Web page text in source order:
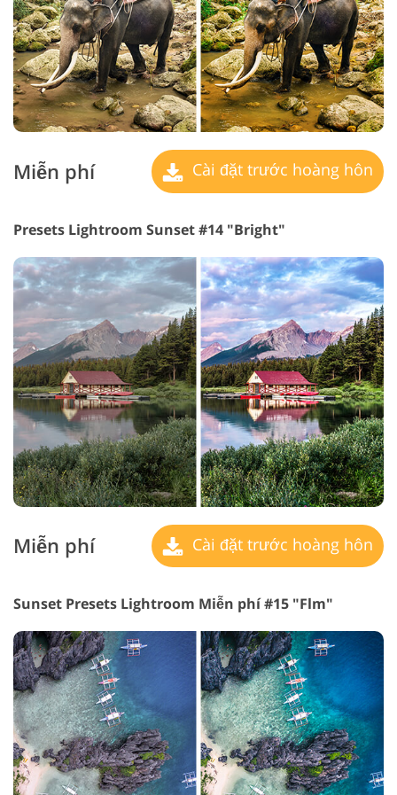
Miễn phí Cài đặt trước hoàng hôn
Presets Lightroom Sunset #14 "Bright"
Miễn phí Cài đặt trước hoàng hôn
Sunset Presets Lightroom Miễn phí #15 "Flm"